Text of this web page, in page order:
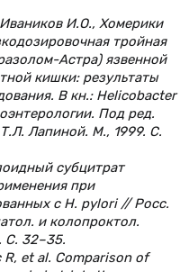
И.О., Хомерики
тройная
Астра) язвенной
кишки: результаты
В кн.: Helicobacter
Под ред.
Лапиной. М., 1999. С.
субцитрат
при
с H. рylori // Росс.
и колопроктол.
С. 32–35.
R, et al. Comparison of